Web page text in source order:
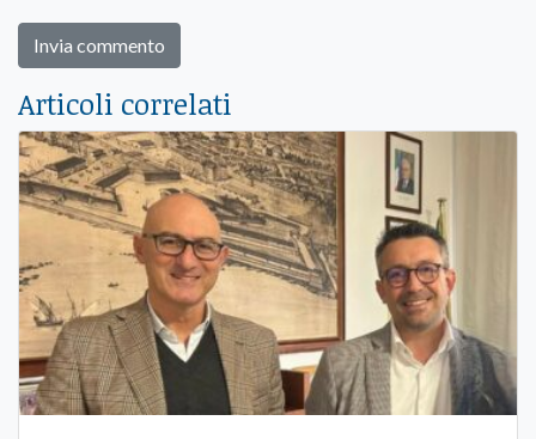
Articoli correlati